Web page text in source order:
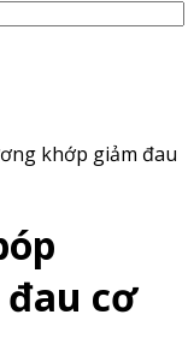
khớp giảm đau
cơ